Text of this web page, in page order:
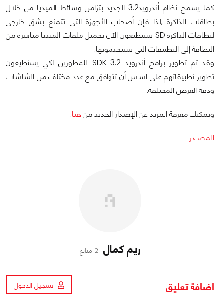
كما يسمج نظام أندرويد3.2 الجديد بتزامن وسائط الميديا من خلال
بطاقات الذاكرة ,لذا فإن أصحاب الأجهزة التى تتمتع بشق خارجى
لبطاقات الذاكرة SD يستطيعون الآن تحميل ملفات الميديا مباشرة من
البطاقة إلى التطبيقات التى يستخدمونها.
وقد تم تطوير برامج أندرويد 3.2 SDK للمطورين لكي يستطيعون
تطوير تطبيقاتهم على اساس أن تتوافق مع عدد مختلف من الشاشات
ودقة العرض المختلفة.
ويمكنك معرفة المزيد عن الإصدار الجديد منهنا.
المصــدر
ريم كمال 2 متابع
اضافة تعليق تسجيل الدخول